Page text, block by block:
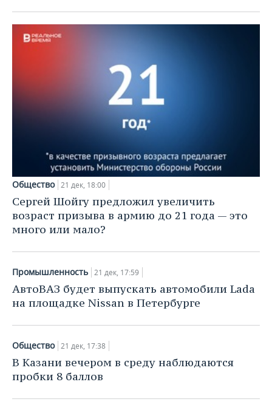
Общество 21 дек, 18:00
Сергей Шойгу предложил увеличить
возраст призыва в армию до 21 года — это
много или мало?
Промышленность 21 дек, 17:59
АвтоВАЗ будет выпускать автомобили Lada
на площадке Nissan в Петербурге
Общество 21 дек, 17:38
В Казани вечером в среду наблюдаются
пробки 8 баллов